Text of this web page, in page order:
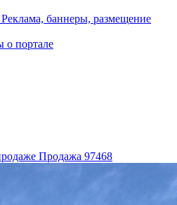
Реклама, баннеры, размещение
о портале
Продажа 97468